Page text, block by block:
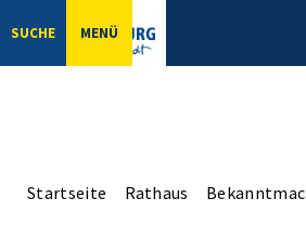
SUCHE MENÜ
Startseite Rathaus